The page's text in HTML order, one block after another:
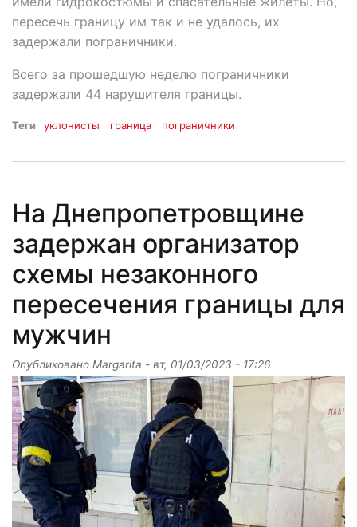
пересечь границу им так и не удалось, их
задержали пограничники.
Всего за прошедшую неделю пограничники
задержали 44 нарушителя границы.
Теги уклонисты граница пограничники
На Днепропетровщине
задержан организатор
схемы незаконного
пересечения границы для
мужчин
Опубликовано Margarita - вт, 01/03/2023 - 17:26